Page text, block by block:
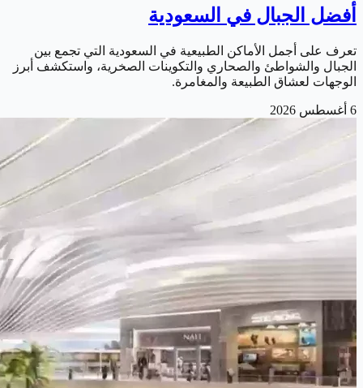
أفضل الجبال في السعودية
تعرف على أجمل الأماكن الطبيعية في السعودية التي تجمع بين
الجبال والشواطئ والصحاري والتكوينات الصخرية، واستكشف أبرز
الوجهات لعشاق الطبيعة والمغامرة.
6 أغسطس 2026